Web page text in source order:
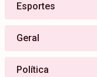
Esportes
Geral
Política